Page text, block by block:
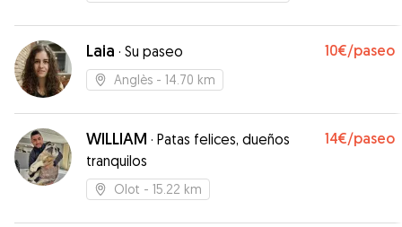
Laia · Su paseo 10€/paseo
Anglès - 14.70 km
WILLIAM · Patas felices, dueños
tranquilos
14€/paseo
Olot - 15.22 km